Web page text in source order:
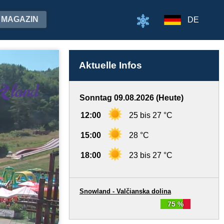
MAGAZIN DE
Aktuelle Infos
Sonntag 09.08.2026 (Heute)
12:00 25 bis 27 °C
15:00 28 °C
18:00 23 bis 27 °C
75 %
Snowland - Valčianska dolina